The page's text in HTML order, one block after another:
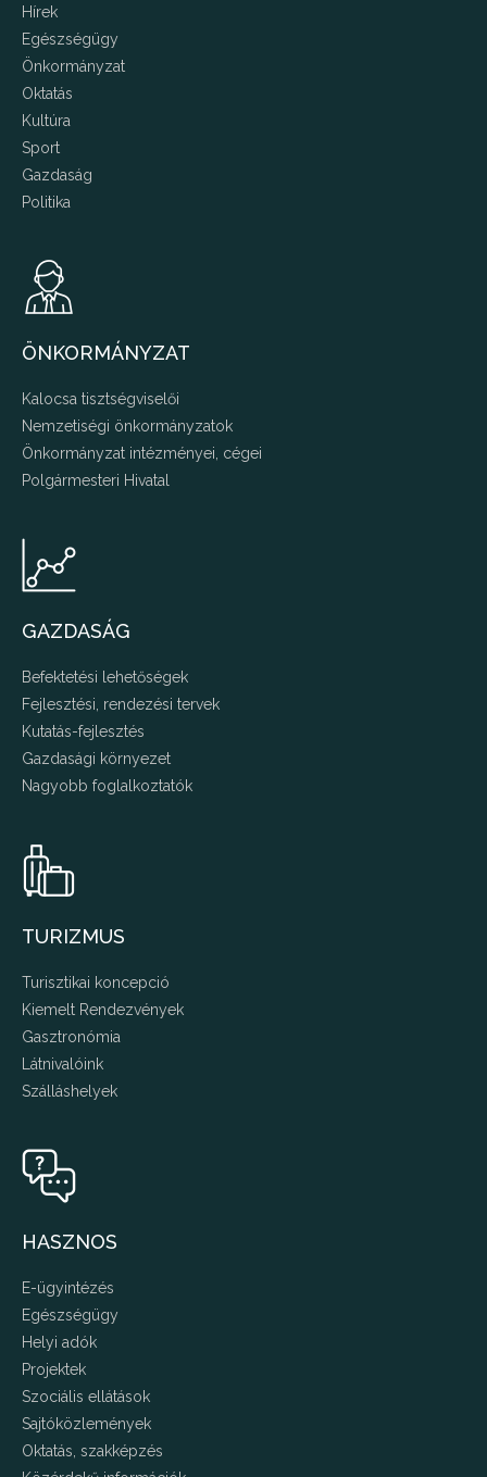
Hírek
Egészségügy
Önkormányzat
Oktatás
Kultúra
Sport
Gazdaság
Politika
ÖNKORMÁNYZAT
Kalocsa tisztségviselői
Nemzetiségi önkormányzatok
Önkormányzat intézményei, cégei
Polgármesteri Hivatal
GAZDASÁG
Befektetési lehetőségek
Fejlesztési, rendezési tervek
Kutatás-fejlesztés
Gazdasági környezet
Nagyobb foglalkoztatók
TURIZMUS
Turisztikai koncepció
Kiemelt Rendezvények
Gasztronómia
Látnivalóink
Szálláshelyek
HASZNOS
E-ügyintézés
Egészségügy
Helyi adók
Projektek
Szociális ellátások
Sajtóközlemények
Oktatás, szakképzés